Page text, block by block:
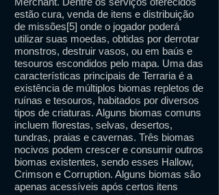
estão cura, venda de itens e distribuição
de missões[5] onde o jogador poderá
utilizar suas moedas, obtidas por derrotar
monstros, destruir vasos, ou em baús e
tesouros escondidos pelo mapa. Uma das
características principais de Terraria é a
existência de múltiplos biomas repletos de
ruínas e tesouros, habitados por diversos
tipos de criaturas. Alguns biomas comuns
incluem florestas, selvas, desertos,
tundras, praias e cavernas. Três biomas
nocivos podem crescer e consumir outros
biomas existentes, sendo esses Hallow,
Crimson e Corruption. Alguns biomas são
apenas acessíveis após certos itens